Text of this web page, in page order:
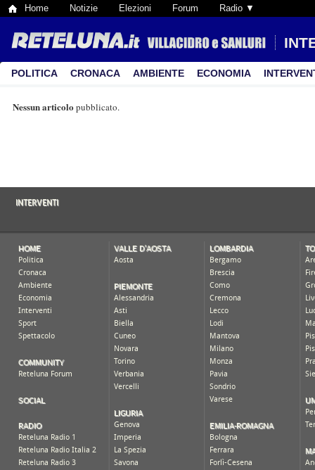
Home Notizie Elezioni Forum Radio ▼
POLITICA CRONACA AMBIENTE ECONOMIA
Nessun articolo pubblicato.